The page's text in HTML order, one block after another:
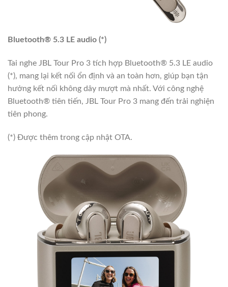
Bluetooth® 5.3 LE audio (*)
Tai nghe JBL Tour Pro 3 tích hợp Bluetooth® 5.3 LE audio
(*), mang lại kết nối ổn định và an toàn hơn, giúp bạn tận
hưởng kết nối không dây mượt mà nhất. Với công nghệ
Bluetooth® tiên tiến, JBL Tour Pro 3 mang đến trải nghiện
tiên phong.
(*) Được thêm trong cập nhật OTA.